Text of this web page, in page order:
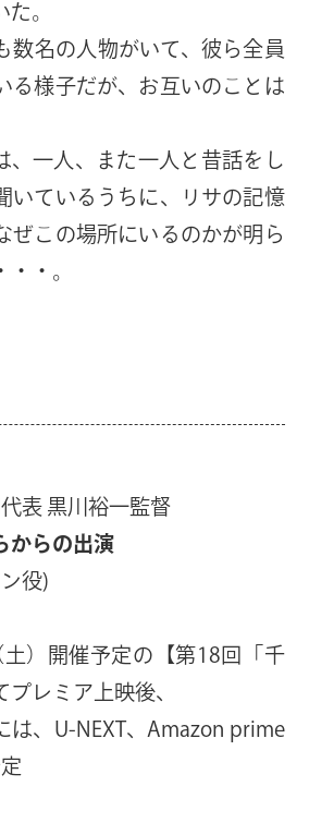
。
数名の人物がいて、彼ら全員
る様子だが、お互いのことは
、一人、また一人と昔話をし
いているうちに、リサの記憶
ぜこの場所にいるのかが明ら
・。
表 黒川裕一監督
からの出演
役)
）開催予定の【第18回「千
レミア上映後、
は、U-NEXT、Amazon prime